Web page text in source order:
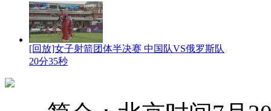
[回放]女子射箭团体半决赛 中国队VS俄罗斯队
20分35秒